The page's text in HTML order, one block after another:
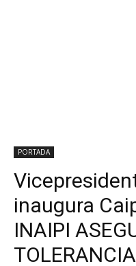
PORTADA
inaugura
INAIPI